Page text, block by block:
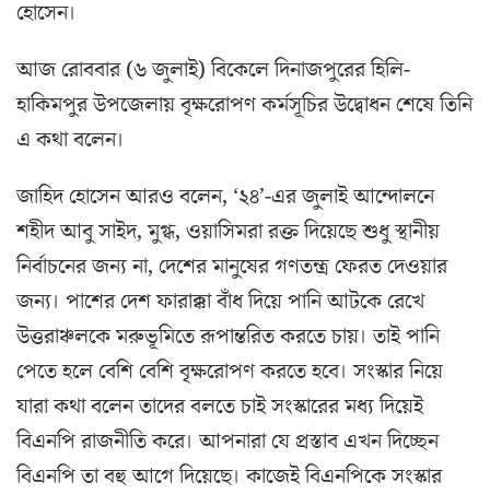
হোসেন।
আজ রোববার (৬ জুলাই) বিকেলে দিনাজপুরের হিলি-
হাকিমপুর উপজেলায় বৃক্ষরোপণ কর্মসূচির উদ্বোধন শেষে তিনি
এ কথা বলেন।
জাহিদ হোসেন আরও বলেন, ‘২৪’-এর জুলাই আন্দোলনে
শহীদ আবু সাইদ, মুগ্ধ, ওয়াসিমরা রক্ত দিয়েছে শুধু স্থানীয়
নির্বাচনের জন্য না, দেশের মানুষের গণতন্ত্র ফেরত দেওয়ার
জন্য। পাশের দেশ ফারাক্কা বাঁধ দিয়ে পানি আটকে রেখে
উত্তরাঞ্চলকে মরুভূমিতে রূপান্তরিত করতে চায়। তাই পানি
পেতে হলে বেশি বেশি বৃক্ষরোপণ করতে হবে। সংস্কার নিয়ে
যারা কথা বলেন তাদের বলতে চাই সংস্কারের মধ্য দিয়েই
বিএনপি রাজনীতি করে। আপনারা যে প্রস্তাব এখন দিচ্ছেন
বিএনপি তা বহু আগে দিয়েছে। কাজেই বিএনপিকে সংস্কার